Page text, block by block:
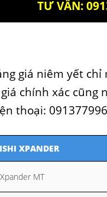
TƯ VẤN:
giá niêm yết
chính xác
thoại:
XPANDER
MT